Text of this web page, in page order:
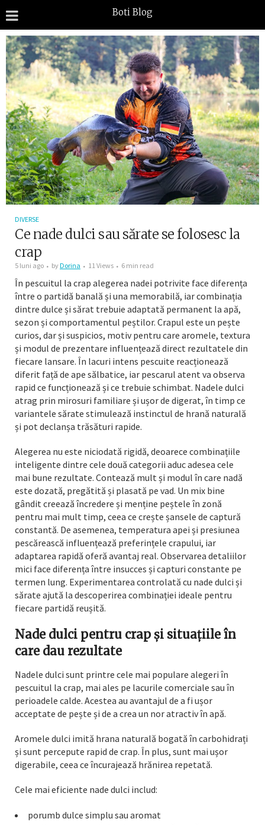
Boti Blog
DIVERSE
Ce nade dulci sau sărate se folosesc la
crap
5 luni ago byDorina 11 Views 6 min read
În pescuitul la crap alegerea nadei potrivite face diferența
între o partidă banală și una memorabilă, iar combinația
dintre dulce și sărat trebuie adaptată permanent la apă,
sezon și comportamentul peștilor. Crapul este un pește
curios, dar și suspicios, motiv pentru care aromele, textura
și modul de prezentare influențează direct rezultatele din
fiecare lansare. În lacuri intens pescuite reacționează
diferit față de ape sălbatice, iar pescarul atent va observa
rapid ce funcționează și ce trebuie schimbat. Nadele dulci
atrag prin mirosuri familiare și ușor de digerat, în timp ce
variantele sărate stimulează instinctul de hrană naturală
și pot declanșa trăsături rapide.
Alegerea nu este niciodată rigidă, deoarece combinațiile
inteligente dintre cele două categorii aduc adesea cele
mai bune rezultate. Contează mult și modul în care nadă
este dozată, pregătită și plasată pe vad. Un mix bine
gândit creează încredere și menține peștele în zonă
pentru mai mult timp, ceea ce crește șansele de captură
constantă. De asemenea, temperatura apei și presiunea
pescărească influențează preferințele crapului, iar
adaptarea rapidă oferă avantaj real. Observarea detaliilor
mici face diferența între insucces și capturi constante pe
termen lung. Experimentarea controlată cu nade dulci și
sărate ajută la descoperirea combinației ideale pentru
fiecare partidă reușită.
Nade dulci pentru crap și situațiile în
care dau rezultate
Nadele dulci sunt printre cele mai populare alegeri în
pescuitul la crap, mai ales pe lacurile comerciale sau în
perioadele calde. Acestea au avantajul de a fi ușor
acceptate de pește și de a crea un nor atractiv în apă.
Aromele dulci imită hrana naturală bogată în carbohidrați
și sunt percepute rapid de crap. În plus, sunt mai ușor
digerabile, ceea ce încurajează hrănirea repetată.
Cele mai eficiente nade dulci includ:
porumb dulce simplu sau aromat